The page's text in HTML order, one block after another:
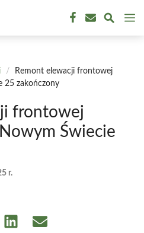
/
Remont elewacji frontowej
25 zakończony
frontowej
Świecie
r.
Share Share